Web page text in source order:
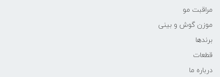
مراقبت مو
موزن گوش و بینی
برندها
قطعات
درباره ما